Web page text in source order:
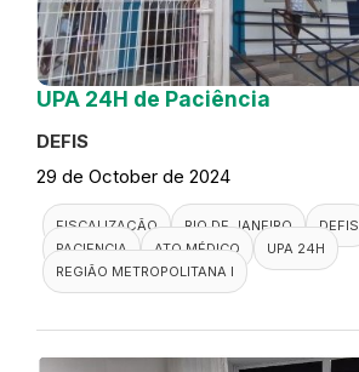
UPA 24H de Paciência
DEFIS
29 de October de 2024
FISCALIZAÇÃO RIO DE JANEIRO
DEFIS
PACIENCIA
ATO MÉDICO
UPA 24H
REGIÃO METROPOLITANA I